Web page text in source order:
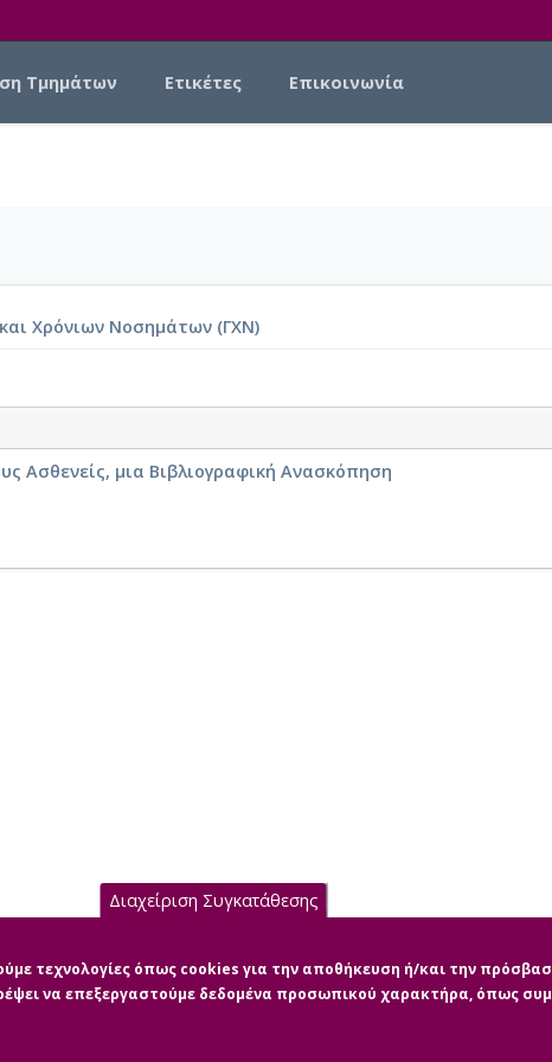
Τμημάτων Ετικέτες Επικοινωνία
Χρόνιων Νοσημάτων (ΓΧΝ)
Ασθενείς, μια Βιβλιογραφική Ανασκόπηση
Διαχείριση Συγκατάθεσης
τεχνολογίες όπως cookies για την αποθήκευση ή/και την
να επεξεργαστούμε δεδομένα προσωπικού χαρακτήρα, όπως